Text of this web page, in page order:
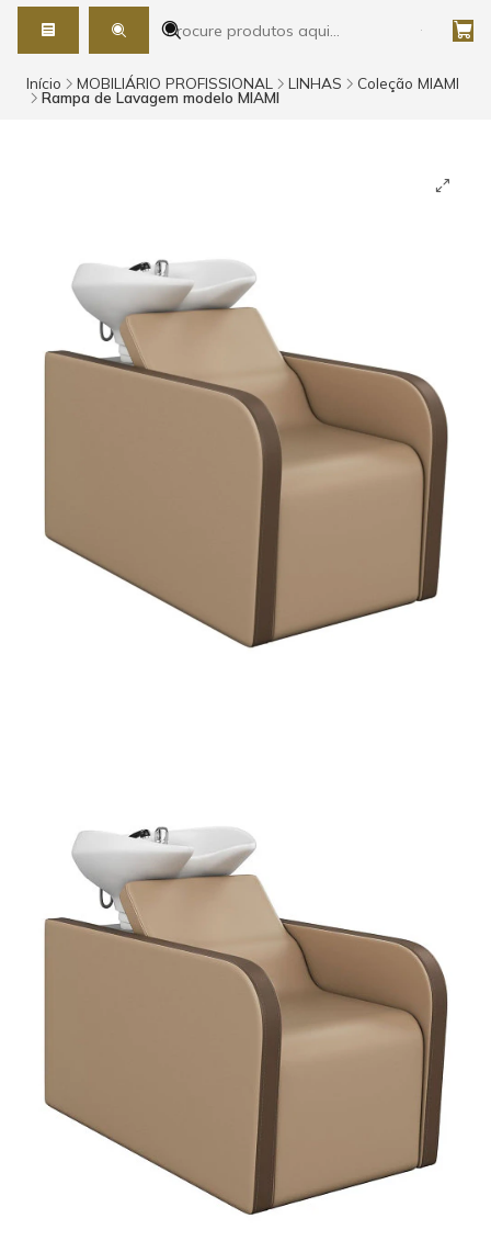
Início MOBILIÁRIO PROFISSIONAL LINHAS Coleção MIAMI
Rampa de Lavagem modelo MIAMI